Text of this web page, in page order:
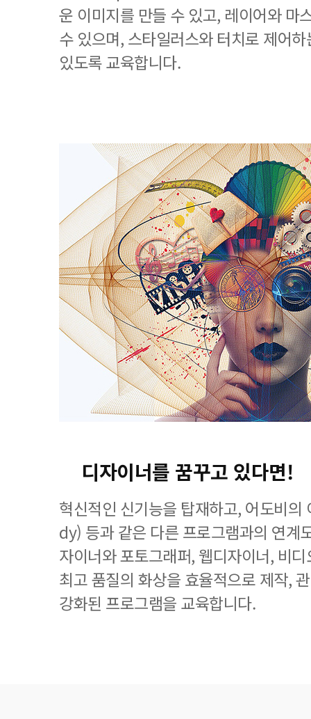
운 이미지를 만들 수 있고, 레이어와 마
수 있으며, 스타일러스와 터치로 제어
있도록 교육합니다.
디자이너를 꿈꾸고 있다면!
혁신적인 신기능을 탑재하고, 어도비
dy) 등과 같은 다른 프로그램과의 연계
자이너와 포토그래퍼, 웹디자이너, 비
최고 품질의 화상을 효율적으로 제작,
강화된 프로그램을 교육합니다.